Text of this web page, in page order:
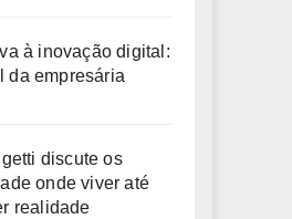
à inovação digital:
da empresária
discute os
onde viver até
realidade